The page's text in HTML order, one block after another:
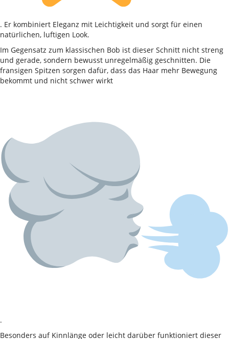
. Er kombiniert Eleganz mit Leichtigkeit und sorgt für einen
natürlichen, luftigen Look.
Im Gegensatz zum klassischen Bob ist dieser Schnitt nicht streng
und gerade, sondern bewusst unregelmäßig geschnitten. Die
fransigen Spitzen sorgen dafür, dass das Haar mehr Bewegung
bekommt und nicht schwer wirkt
.
Besonders auf Kinnlänge oder leicht darüber funktioniert dieser